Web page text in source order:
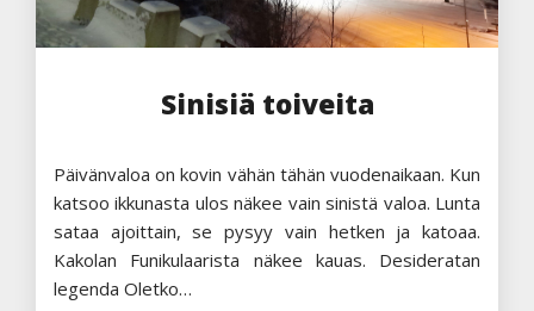
Sinisiä toiveita
Päivänvaloa on kovin vähän tähän vuodenaikaan. Kun
katsoo ikkunasta ulos näkee vain sinistä valoa. Lunta
sataa ajoittain, se pysyy vain hetken ja katoaa.
Kakolan Funikulaarista näkee kauas. Desideratan
legenda Oletko…